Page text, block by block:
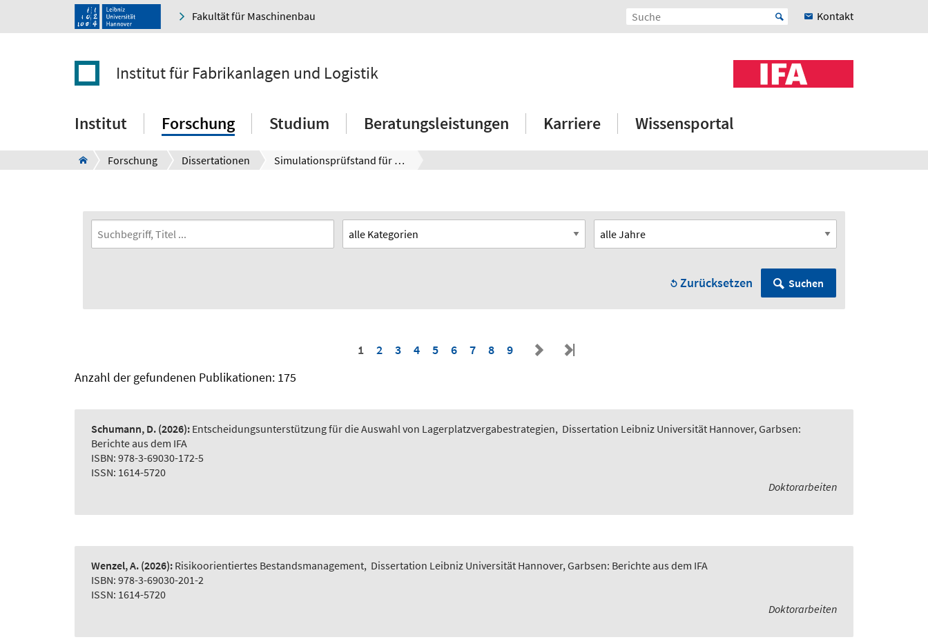
Fakultät für Maschinenbau Kontakt
Institut für Fabrikanlagen und Logistik
Institut Forschung Studium Beratungsleistungen Karriere Wissensportal
Forschung Dissertationen Simulationsprüfstand für Logistikkonzepte der Produktion
Zurücksetzen Suchen
1 2 3 4 5 6 7 8
9
Anzahl der gefundenen Publikationen: 175
Schumann, D. (2026): Entscheidungsunterstützung für die Auswahl von Lagerplatzvergabestrategien, Dissertation Leibniz Universität Hannover, Garbsen:
Berichte aus dem IFA
ISBN: 978-3-69030-172-5
ISSN: 1614-5720
Doktorarbeiten
Wenzel, A. (2026): Risikoorientiertes Bestandsmanagement, Dissertation Leibniz Universität Hannover, Garbsen: Berichte aus dem IFA
ISBN: 978-3-69030-201-2
ISSN: 1614-5720
Doktorarbeiten